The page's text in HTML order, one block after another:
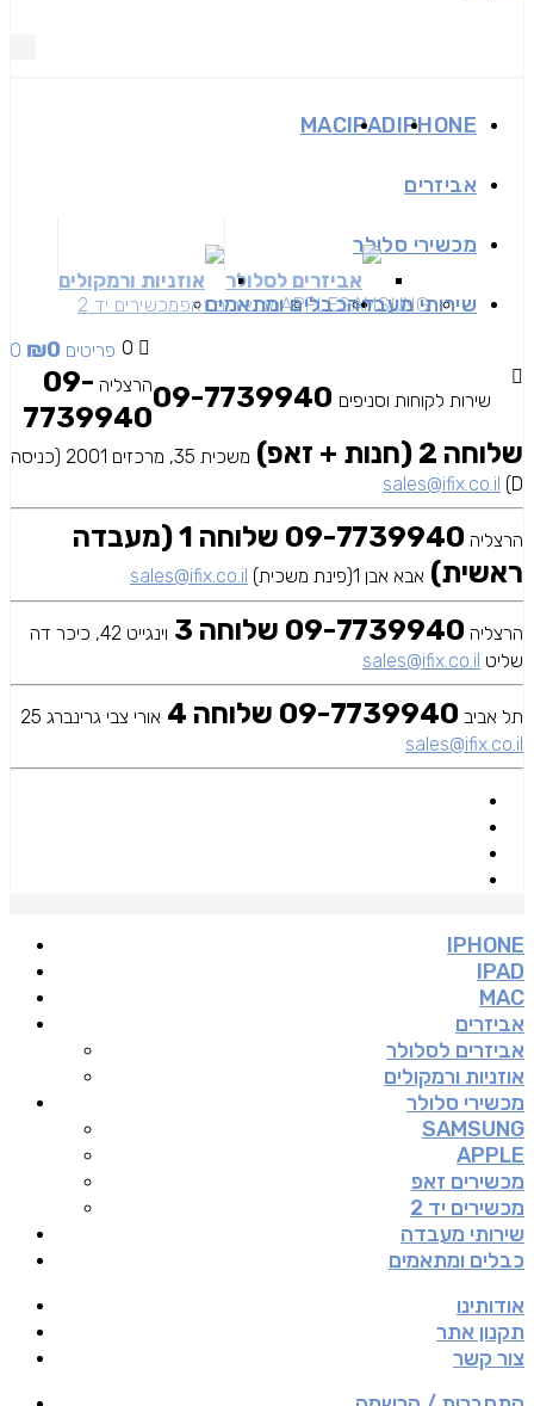
IPHONE
IPAD
MAC
אביזרים
אביזרים לסלולר אוזניות ורמקולים
מכשירי סלולר
SAMSUNG
APPLEמכשירים זאפמכשירים יד 2 שירותי מעבדהכבלים ומתאמים
0 0 פריטים ₪0
שירות לקוחות וסניפים
הרצליה 09-
7739940
שלוחה 2 (חנות + זאפ)
משכית 35, מרכזים 2001 (כניסה
D)
sales@ifix.co.il
הרצליה
09-7739940 שלוחה 1 (מעבדה
ראשית) אבא אבן 1(פינת משכית) sales@ifix.co.il
הרצליה 09-7739940 שלוחה 3
וינגייט 42, כיכר דה
שליט sales@ifix.co.il
תל אביב 09-7739940 שלוחה 4
אורי צבי גרינברג 25
sales@ifix.co.il
IPHONE
IPAD
MAC
אביזרים
אביזרים לסלולר
אוזניות ורמקולים
מכשירי סלולר
SAMSUNG
APPLE
מכשירים זאפ
מכשירים יד 2
שירותי מעבדה
כבלים ומתאמים
אודותינו
תקנון אתר
צור קשר